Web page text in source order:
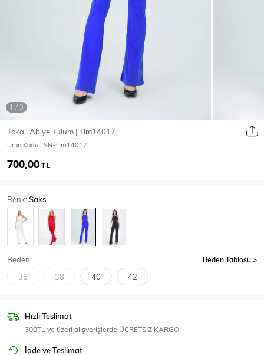
Mont & Kaban
T-Shirt
Body Atlet
SPOR GİYİM
Eşofman Üstü
Tokalı Abiye Tulum | Tlm14017
Ürün Kodu : SN-Tlm14017
700,00TL
Renk:Saks
Beden: Beden Tablosu
36 38 40 42
Hızlı Teslimat
300TL ve üzeri alışverişlerde ÜCRETSİZ KARGO
İade ve Teslimat